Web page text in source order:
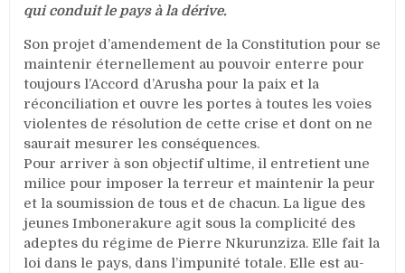
de
mal
en
pis
dans
le
qui conduit le pays à la dérive.
Son projet d’amendement de la Constitution pour se
maintenir éternellement au pouvoir enterre pour
toujours l’Accord d’Arusha pour la paix et la
réconciliation et ouvre les portes à toutes les voies
violentes de résolution de cette crise et dont on ne
saurait mesurer les conséquences.
Pour arriver à son objectif ultime, il entretient une
milice pour imposer la terreur et maintenir la peur
et la soumission de tous et de chacun. La ligue des
jeunes Imbonerakure agit sous la complicité des
adeptes du régime de Pierre Nkurunziza. Elle fait la
loi dans le pays, dans l’impunité totale. Elle est au-